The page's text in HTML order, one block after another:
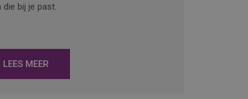
die bij je past.
LEES MEER